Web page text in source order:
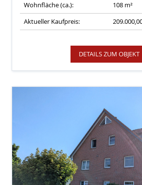
Wohnfläche (ca.):
108 m²
Aktueller Kaufpreis:
DETAILS ZUM OBJEKT